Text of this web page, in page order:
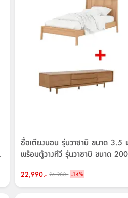
ซื้อเตียงนอน รุ่นวาซาบิ ขนาด 3.5
พร้อมตู้วางทีวี รุ่นวาซาบิ ขนาด 200
22,990.- 26,980.- -14%